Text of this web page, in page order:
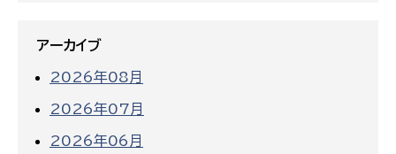
アーカイブ
2026年08月
2026年07月
2026年06月